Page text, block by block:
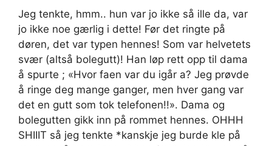
Jeg tenkte, hmm.. hun var jo ikke så ille da, var
jo ikke noe gærlig i dette! Før det ringte på
døren, det var typen hennes! Som var helvetets
svær (altså bolegutt)! Han løp rett opp til dama
å spurte ; «Hvor faen var du igår a? Jeg prøvde
å ringe deg mange ganger, men hver gang var
det en gutt som tok telefonen!!». Dama og
bolegutten gikk inn på rommet hennes. OHHH
SHIIIT så jeg tenkte *kanskje jeg burde kle på